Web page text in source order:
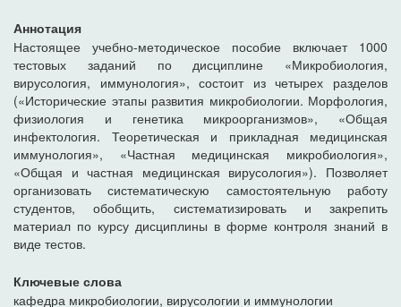
Аннотация
Настоящее учебно-методическое пособие включает 1000
тестовых заданий по дисциплине «Микробиология,
вирусология, иммунология», состоит из четырех разделов
(«Исторические этапы развития микробиологии. Морфология,
физиология и генетика микроорганизмов», «Общая
инфектология. Теоретическая и прикладная медицинская
иммунология», «Частная медицинская микробиология»,
«Общая и частная медицинская вирусология»). Позволяет
организовать систематическую самостоятельную работу
студентов, обобщить, систематизировать и закрепить
материал по курсу дисциплины в форме контроля знаний в
виде тестов.
Ключевые слова
кафедра микробиологии, вирусологии и иммунологии